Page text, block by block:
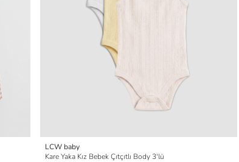
LCW baby
Kare Yaka Kız Bebek Çıtçıtlı Body 3'lü